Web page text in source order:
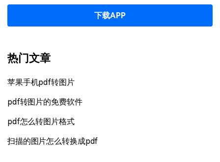
下载APP
热门文章
苹果手机pdf转图片
pdf转图片的免费软件
pdf怎么转图片格式
扫描的图片怎么转换成pdf